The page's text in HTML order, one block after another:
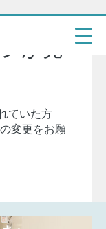
が見
ていた方
変更をお願